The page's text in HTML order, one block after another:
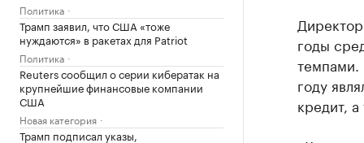
Политика
Трамп заявил, что США «тоже
нуждаются» в ракетах для Patriot
Политика
Reuters сообщил о серии кибератак на
крупнейшие финансовые компании
США
Новая категория
Трамп подписал указы,
годы
темпами.
году
кредит,